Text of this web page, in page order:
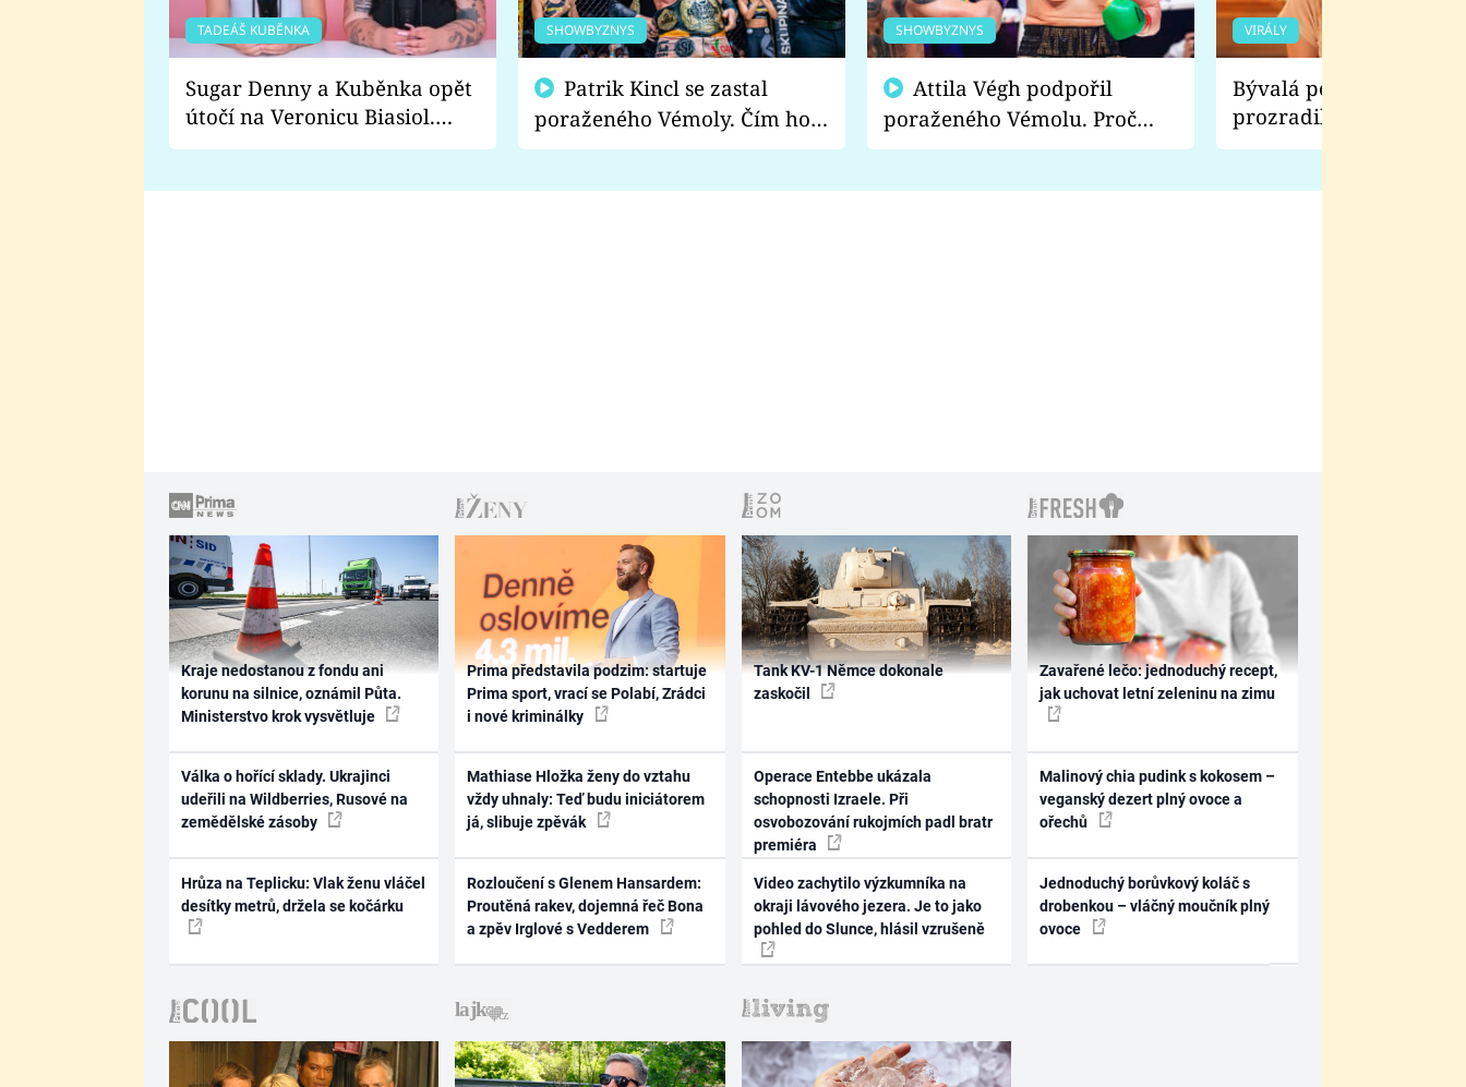
TADEÁŠ KUBĚNKA
Sugar Denny a Kuběnka opět
útočí na Veronicu Biasiol.
Proč je podle nich falešná a
SHOWBYZNYS
poraženého Vémoly. Čím ho
fanoušci naštvali?
SHOWBYZNYS
poraženého Vémolu. Proč
chce raději zápasit s ním než
VIRÁLY
Bývalá pornoherečka
prozradila, co ji
natáčení Euforie.
Kraje nedostanou z fondu ani
korunu na silnice, oznámil Půta.
Ministerstvo krok vysvětluje
Válka o hořící sklady. Ukrajinci
udeřili na Wildberries, Rusové na
zemědělské zásoby
Hrůza na Teplicku: Vlak ženu vláčel
desítky metrů, držela se kočárku
Prima představila podzim: startuje
Prima sport, vrací se Polabí, Zrádci
i nové kriminálky
Mathiase Hložka ženy do vztahu
vždy uhnaly: Teď budu iniciátorem
já, slibuje zpěvák
Rozloučení s Glenem Hansardem:
Proutěná rakev, dojemná řeč Bona
a zpěv Irglové s Vedderem
Tank KV-1 Němce dokonale
zaskočil
Operace Entebbe ukázala
schopnosti Izraele. Při
osvobozování rukojmích padl bratr
premiéra
Video zachytilo výzkumníka na
okraji lávového jezera. Je to jako
pohled do Slunce, hlásil vzrušeně
Zavařené lečo: jednoduchý recept,
jak uchovat letní zeleninu na zimu
Malinový chia pudink s kokosem –
veganský dezert plný ovoce a
ořechů
Jednoduchý borůvkový koláč s
drobenkou – vláčný moučník plný
ovoce